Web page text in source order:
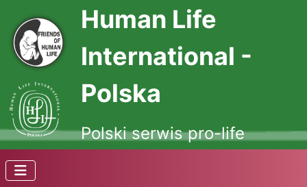
Human Life
International -
Polska
Polski serwis pro-life